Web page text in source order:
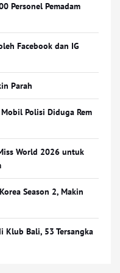
Personel Pemadam
Facebook dan IG
Parah
Polisi Diduga Rem
World 2026 untuk
Season 2, Makin
Klub Bali, 53 Tersangka